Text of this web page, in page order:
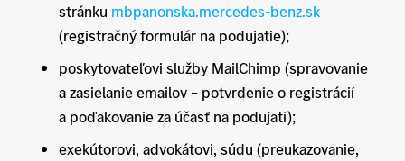
stránku mbpanonska.mercedes-benz.sk
(registračný formulár na podujatie);
poskytovateľovi služby MailChimp (spravovanie
a zasielanie emailov – potvrdenie o registrácií
a poďakovanie za účasť na podujatí);
exekútorovi, advokátovi, súdu (preukazovanie,